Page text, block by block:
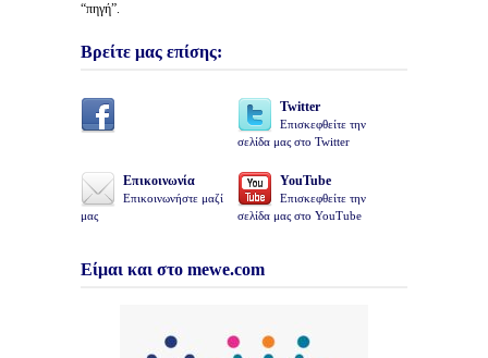
“πηγή”.
Βρείτε μας επίσης:
Twitter
Επισκεφθείτε την
σελίδα μας στο Twitter
Επικοινωνία
Επικοινωνήστε μαζί
μας
YouTube
Επισκεφθείτε την
σελίδα μας στο YouTube
Είμαι και στο mewe.com